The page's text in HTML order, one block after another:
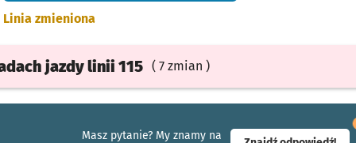
Linia zmieniona
jazdylinii 115 ( 7 zmian )
Masz pytanie? My znamy na